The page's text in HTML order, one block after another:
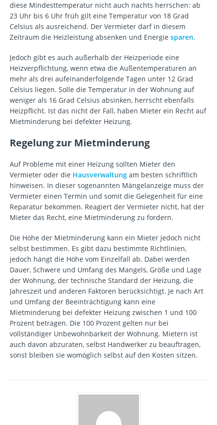
diese Mindesttemperatur nicht auch nachts herrschen: ab
23 Uhr bis 6 Uhr früh gilt eine Temperatur von 18 Grad
Celsius als ausreichend. Der Vermieter darf in diesem
Zeitraum die Heizleistung absenken und Energie sparen.
Jedoch gibt es auch außerhalb der Heizperiode eine
Heizverpflichtung, wenn etwa die Außentemperaturen an
mehr als drei aufeinanderfolgende Tagen unter 12 Grad
Celsius liegen. Solle die Temperatur in der Wohnung auf
weniger als 16 Grad Celsius absinken, herrscht ebenfalls
Heizpflicht. Ist das nicht der Fall, haben Mieter ein Recht auf
Mietminderung bei defekter Heizung.
Regelung zur Mietminderung
Auf Probleme mit einer Heizung sollten Mieter den
Vermieter oder die Hausverwaltung am besten schriftlich
hinweisen. In dieser sogenannten Mängelanzeige muss der
Vermieter einen Termin und somit die Gelegenheit für eine
Reparatur bekommen. Reagiert der Vermieter nicht, hat der
Mieter das Recht, eine Mietminderung zu fordern.
Die Höhe der Mietminderung kann ein Mieter jedoch nicht
selbst bestimmen. Es gibt dazu bestimmte Richtlinien,
jedoch hängt die Höhe vom Einzelfall ab. Dabei werden
Dauer, Schwere und Umfang des Mangels, Größe und Lage
der Wohnung, der technische Standard der Heizung, die
Jahreszeit und anderen Faktoren berücksichtigt. Je nach Art
und Umfang der Beeinträchtigung kann eine
Mietminderung bei defekter Heizung zwischen 1 und 100
Prozent betragen. Die 100 Prozent gelten nur bei
vollständiger Unbewohnbarkeit der Wohnung. Mietern ist
auch davon abzuraten, selbst Handwerker zu beauftragen,
sonst bleiben sie womöglich selbst auf den Kosten sitzen.